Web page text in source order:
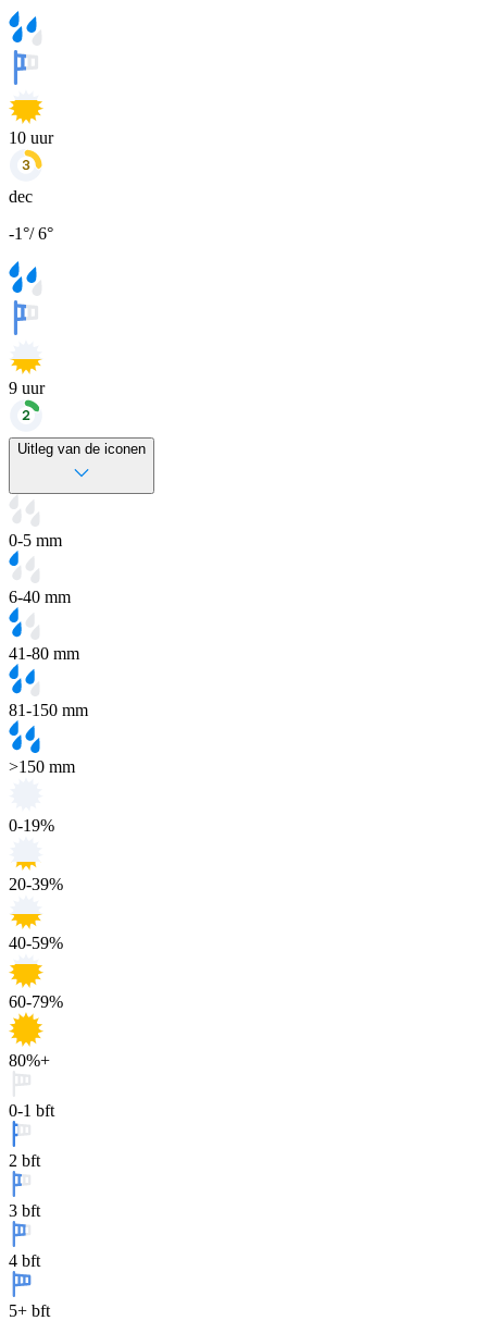
10 uur
dec
-1°/6°
9 uur
Uitleg van de iconen
0-5 mm
6-40 mm
41-80 mm
81-150 mm
>150 mm
0-19%
20-39%
40-59%
60-79%
80%+
0-1 bft
2 bft
3 bft
4 bft
5+ bft